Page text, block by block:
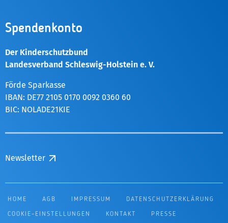
Spendenkonto
Der Kinderschutzbund
Landesverband Schleswig-Holstein e. V.
Förde Sparkasse
IBAN: DE77 2105 0170 0092 0360 60
BIC: NOLADE21KIE
Newsletter
HOME AGB IMPRESSUM DATENSCHUTZERKLÄRUNG
COOKIE-EINSTELLUNGEN KONTAKT PRESSE